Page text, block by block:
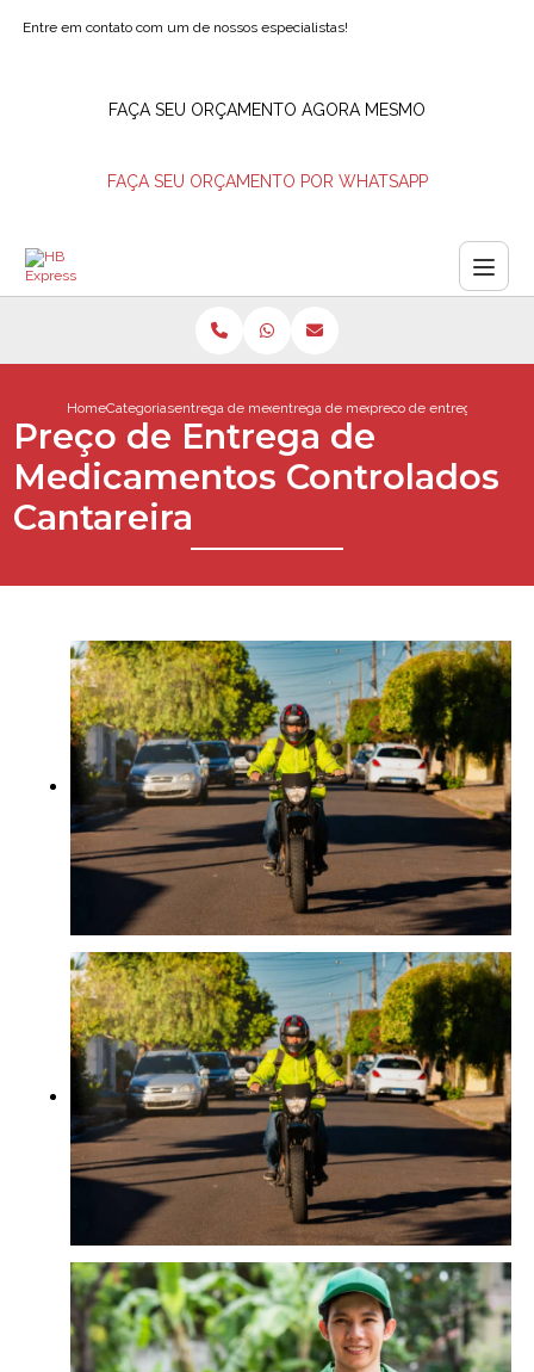
Entre em contato com um de nossos especialistas!
FAÇA SEU ORÇAMENTO AGORA MESMO
FAÇA SEU ORÇAMENTO POR WHATSAPP
HomeCategoriasentrega de medicamentosentrega de medicamentos ao domicilio
preco de entrega de
Preço de Entrega de
Medicamentos Controlados
Cantareira